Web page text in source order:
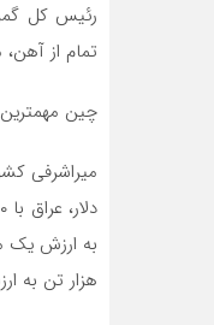
رئیس کل
تمام از
چین مهمترین
هزار تن به ارزش ۷۲۸ میلیون دلار